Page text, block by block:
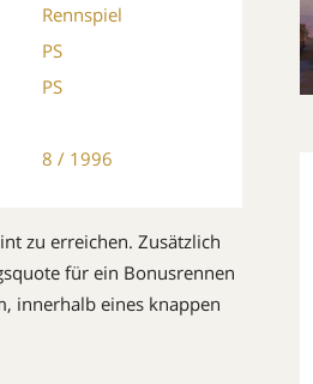
Rennspiel
PS
PS
8 / 1996
zu erreichen. Zusätzlich
für ein Bonusrennen
innerhalb eines knappen